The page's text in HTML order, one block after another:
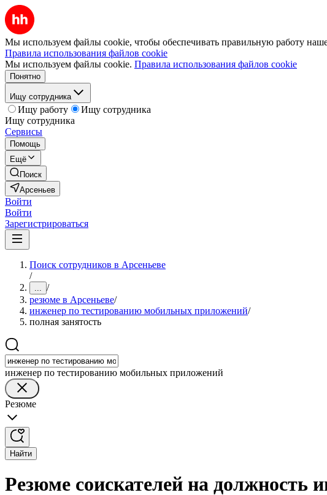
Мы используем файлы cookie, чтобы обеспечивать правильную работу
Правила использования файлов cookie
Мы используем файлы cookie. Правила использования файлов cookie
Понятно
Ищу сотрудника
Ищу работу
Ищу сотрудника
Ищу сотрудника
Сервисы
Помощь
Ещё
Поиск
Арсеньев
Войти
Войти
Зарегистрироваться
Поиск сотрудников в Арсеньеве
/
... /
резюме в Арсеньеве/
инженер по тестированию мобильных приложений/
полная занятость
инженер по тестированию мобильных приложений
Резюме
Найти
Резюме соискателей на должность